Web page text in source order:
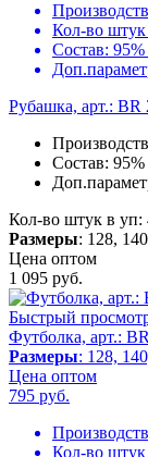
Кол-во штук
Состав: 95%
Рубашка, арт.: BR
Состав: 95%
Кол-во штук в уп:
Размеры: 128,
Цена оптом
1 095 руб.
Быстрый
Футболка, арт.:
Размеры: 128,
Цена оптом
795 руб.
Кол-во штук